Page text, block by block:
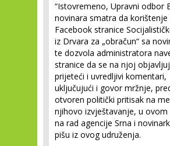
“Istovremeno, Upravni odbor
novinara smatra da korištenje
Facebook stranice
iz Drvara za „obračun“ sa
te dozvola administratora
stranice da se na njoj
prijeteći i uvredljivi komentari,
uključujući i govor mržnje,
otvoren politički pritisak na
njihovo izvještavanje, u ovom
na rad agencije Srna i
pišu iz ovog udruženja.